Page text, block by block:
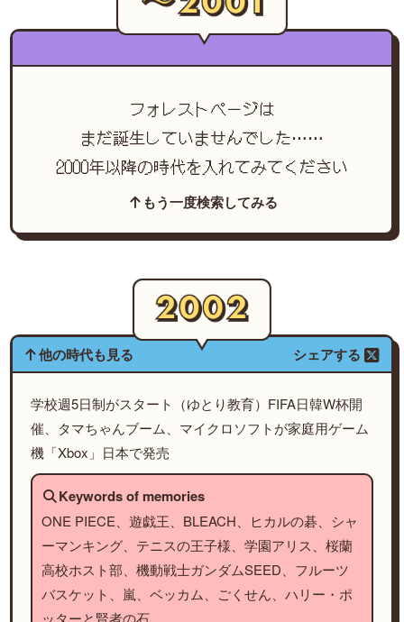
フォレストページは
まだ誕生していませんでした……
2000年以降の時代を入れてみてください
もう一度検索してみる
他の時代も見る シェアする
学校週5日制がスタート（ゆとり教育）FIFA日韓W杯開
催、タマちゃんブーム、マイクロソフトが家庭用ゲーム
機「Xbox」日本で発売
Keywords of memories
ONE PIECE、遊戯王、BLEACH、ヒカルの碁、シャ
ーマンキング、テニスの王子様、学園アリス、桜蘭
高校ホスト部、機動戦士ガンダムSEED、フルーツ
バスケット、嵐、ベッカム、ごくせん、ハリー・ポ